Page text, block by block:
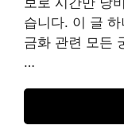
습니다. 이 글
금화 관련 모든
…